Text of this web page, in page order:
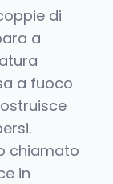
di
a
a fuoco
chiamato
in